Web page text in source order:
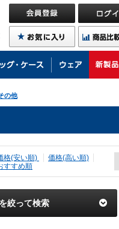
の他
格(安い順)
価格(高い順)
すすめ順
絞って検索